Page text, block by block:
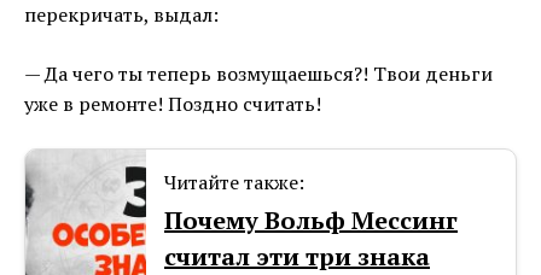
перекричать, выдал:
— Да чего ты теперь возмущаешься?! Твои деньги
уже в ремонте! Поздно считать!
Читайте также:
Почему Вольф Мессинг
считал эти три знака